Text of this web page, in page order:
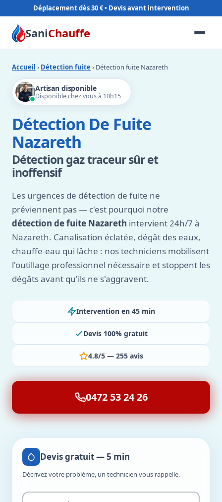
Déplacement dès 30 €
SaniChauffe
Accueil › Détection fuite › Détection fuite Nazareth
Artisan disponible
Disponible chez vous à 10h15
Détection De Fuite
Nazareth
Détection gaz traceur sûr et
inoffensif
Les urgences de détection de fuite ne
préviennent pas — c'est pourquoi notre
détection de fuite Nazareth intervient 24h/7 à
Nazareth. Canalisation éclatée, dégât des eaux,
chauffe-eau qui lâche : nos techniciens mobilisent
l'outillage professionnel nécessaire et stoppent les
dégâts avant qu'ils ne s'aggravent.
Intervention en 45 min
Devis 100% gratuit
4.8/5 — 255 avis
0472 53 24 26
Devis gratuit — 5 min
Décrivez votre problème, un technicien vous rappelle.